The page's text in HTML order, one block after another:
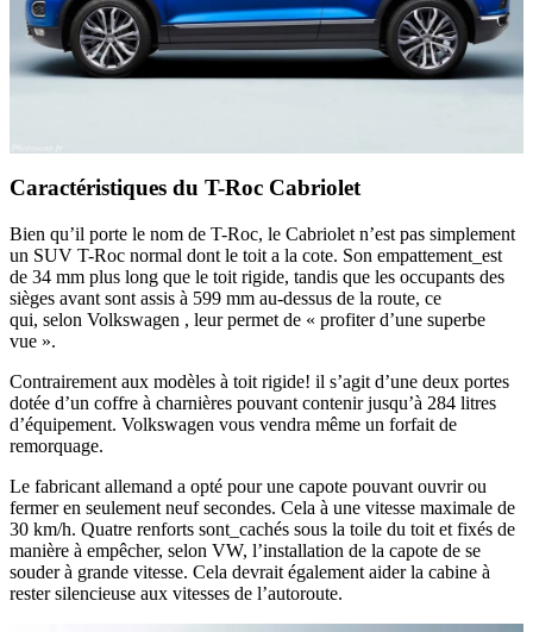
Caractéristiques du T-Roc Cabriolet
Bien qu’il porte le nom de T-Roc, le Cabriolet n’est pas simplement
un SUV T-Roc normal dont le toit a la cote. Son empattement_est
de 34 mm plus long que le toit rigide, tandis que les occupants des
sièges avant sont assis à 599 mm au-dessus de la route, ce
qui, selon Volkswagen , leur permet de « profiter d’une superbe
vue ».
Contrairement aux modèles à toit rigide! il s’agit d’une deux portes
dotée d’un coffre à charnières pouvant contenir jusqu’à 284 litres
d’équipement. Volkswagen vous vendra même un forfait de
remorquage.
Le fabricant allemand a opté pour une capote pouvant ouvrir ou
fermer en seulement neuf secondes. Cela à une vitesse maximale de
30 km/h. Quatre renforts sont_cachés sous la toile du toit et fixés de
manière à empêcher, selon VW, l’installation de la capote de se
souder à grande vitesse. Cela devrait également aider la cabine à
rester silencieuse aux vitesses de l’autoroute.